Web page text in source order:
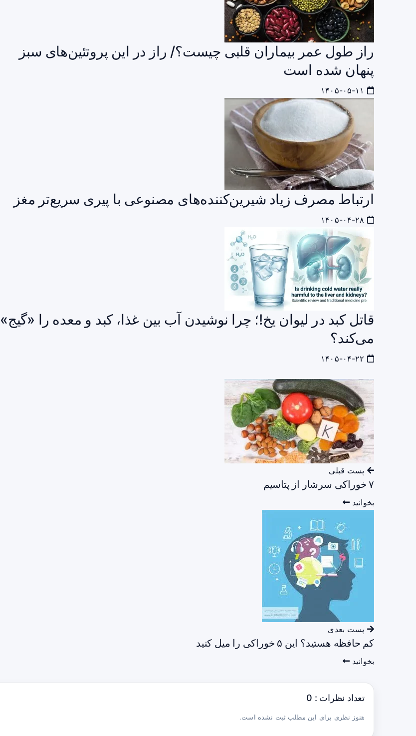
راز طول عمر بیماران قلبی چیست؟/ راز در این پروتئین‌های سبز
پنهان شده است
ارتباط مصرف زیاد شیرین‌کننده‌های مصنوعی با پیری سریع‌تر مغز
قاتل کبد در لیوان یخ!؛ چرا نوشیدن آب بین غذا، کبد و معده را «گیج»
می‌کند؟
پست قبلی
۷ خوراکی سرشار از پتاسیم
بخوانید
پست بعدی
کم حافظه هستید؟ این ۵ خوراکی را میل کنید
بخوانید
تعداد نظرات : 0
هنوز نظری برای این مطلب ثبت نشده است.